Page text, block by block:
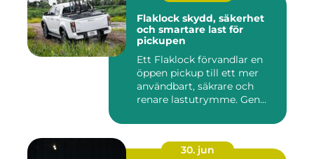
Flaklock skydd, säkerhet
och smartare last för
pickupen
Ett Flaklock förvandlar en
öppen pickup till ett mer
användbart, säkrare och
renare lastutrymme. Gen...
30. jun